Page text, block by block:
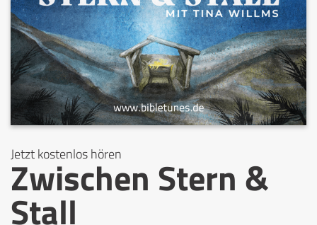
Jetzt kostenlos hören
Zwischen Stern &
Stall